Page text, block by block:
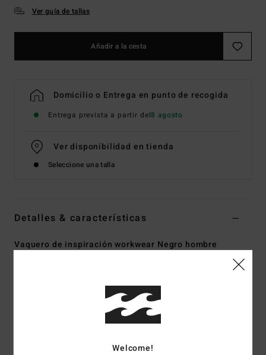
Ver guía de tallas
Añadir a la cesta
Domicilio o Entrega en punto de recogida
Entrega prevista a partir del8 agosto
Ver disponibilidad en tienda
Seleccione una talla
Detalles & características
Vaquero de inspiración workwear Negro hombre
Welcome!